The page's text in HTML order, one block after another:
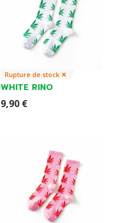
Rupture de stock ✕
WHITE RINO
9,90 €